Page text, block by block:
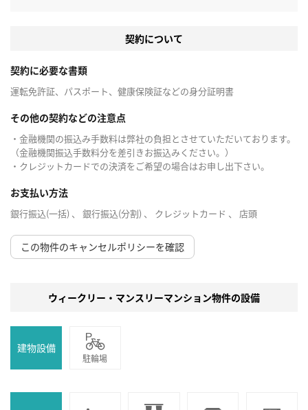
契約について
契約に必要な書類
運転免許証、パスポート、健康保険証などの身分証明書
その他の契約などの注意点
・金融機関の振込み手数料は弊社の負担とさせていただいております。
（金融機関振込手数料分を差引きお振込みください。）
・クレジットカードでの決済をご希望の場合はお申し出下さい。
お支払い方法
銀行振込(一括) 、 銀行振込(分割) 、 クレジットカード 、 店頭
この物件のキャンセルポリシーを確認
ウィークリー・マンスリーマンション物件の設備
建物設備
駐輪場